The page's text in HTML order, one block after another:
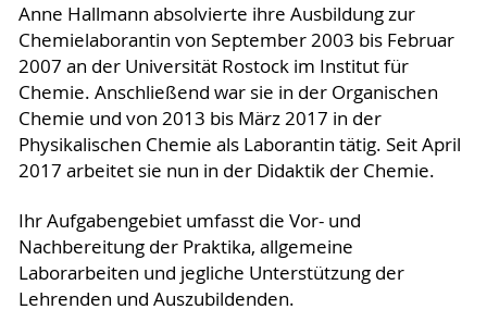
Anne Hallmann absolvierte ihre Ausbildung zur
Chemielaborantin von September 2003 bis Februar
2007 an der Universität Rostock im Institut für
Chemie. Anschließend war sie in der Organischen
Chemie und von 2013 bis März 2017 in der
Physikalischen Chemie als Laborantin tätig. Seit April
2017 arbeitet sie nun in der Didaktik der Chemie.
Ihr Aufgabengebiet umfasst die Vor- und
Nachbereitung der Praktika, allgemeine
Laborarbeiten und jegliche Unterstützung der
Lehrenden und Auszubildenden.